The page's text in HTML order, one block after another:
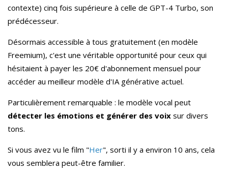
contexte) cinq fois supérieure à celle de GPT-4 Turbo, son
prédécesseur.
Désormais accessible à tous gratuitement (en modèle
Freemium), c'est une véritable opportunité pour ceux qui
hésitaient à payer les 20€ d'abonnement mensuel pour
accéder au meilleur modèle d'IA générative actuel.
Particulièrement remarquable : le modèle vocal peut
détecter les émotions et générer des voix sur divers
tons.
Si vous avez vu le film "Her", sorti il y a environ 10 ans, cela
vous semblera peut-être familier.